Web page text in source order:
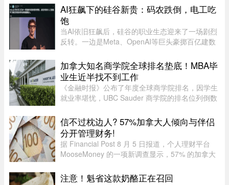
着Google Maps导航去吃饭，结果一路从美国底特
律直接开进了加拿大，最后因 ...
AI狂飙下的硅谷新贵：码农跌倒，电工吃
饱
当AI依旧狂飙后，硅谷的职业生态迎来了一场剧烈
反转。一边是Meta、OpenAI等巨头豪掷百亿建数
量培养技工；一边是大厂白领接连发起抗议，担忧
AI迭代吞噬自身岗位。曾经站 ...
加拿大知名商学院全球排名垫底！MBA毕
业生近半找不到工作
《金融时报》公布了年度全球商学院排名，因学生
就业率堪忧，UBC Sauder 商学院的排名位列倒数
有 53% 的人表示毕业三个月内找到工作。图片：
RICHARD LAM /PNG在今年的 MB ...
信不过枕边人? 57%加拿大人倾向与伴侣
分开管理财务!
据 Financial Post 8 月 5 日报道，个人理财平台
MooseMoney 的一项新调查显示，57% 的加拿大
调查于 6 月收集了 639 名加拿大成年人的反馈，
注意！魁省这款奶酪正在召回